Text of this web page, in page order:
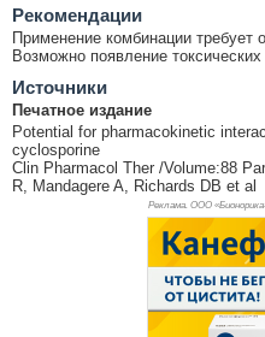
Рекомендации
Применение комбинации требует
Возможно появление
Источники
Печатное издание
Potential for pharmacokinetic
cyclosporine
Clin Pharmacol Ther /Volume:88
R, Mandagere A, Richards DB et al
Реклама. ООО